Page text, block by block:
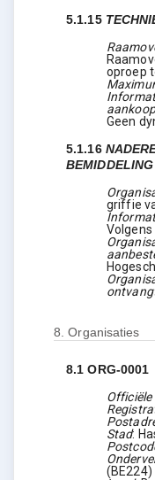
5.1.15
oproep
Geen
5.1.16
griffie
Volgens
8.Organisaties
8.1ORG-0001
Officiële
Stad:
(BE224)